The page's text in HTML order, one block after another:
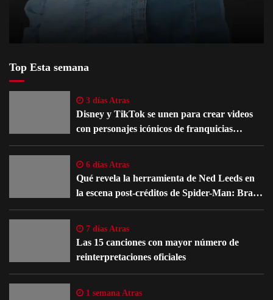
Top Esta semana
3 días Atras
Disney y TikTok se unen para crear videos
con personajes icónicos de franquicias
famosas
6 días Atras
Qué revela la herramienta de Ned Leeds en
la escena post-créditos de Spider-Man: Brand
New Day
7 días Atras
Las 15 canciones con mayor número de
reinterpretaciones oficiales
1 semana Atras